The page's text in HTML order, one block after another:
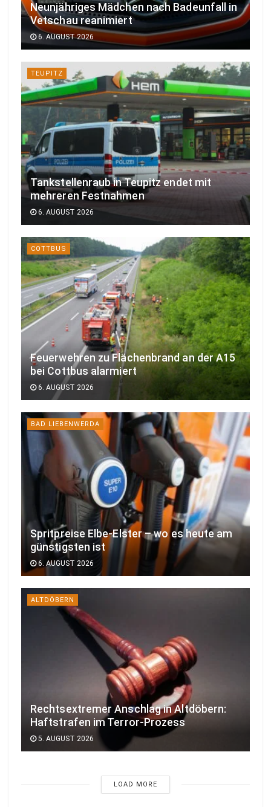
Neunjähriges Mädchen nach Badeunfall in
Vetschau reanimiert
6. AUGUST 2026
TEUPITZ
Tankstellenraub in Teupitz endet mit
mehreren Festnahmen
6. AUGUST 2026
COTTBUS
Feuerwehren zu Flächenbrand an der A15
bei Cottbus alarmiert
6. AUGUST 2026
BAD LIEBENWERDA
Spritpreise Elbe-Elster – wo es heute am
günstigsten ist
6. AUGUST 2026
ALTDÖBERN
Rechtsextremer Anschlag in Altdöbern:
Haftstrafen im Terror-Prozess
5. AUGUST 2026
LOAD MORE